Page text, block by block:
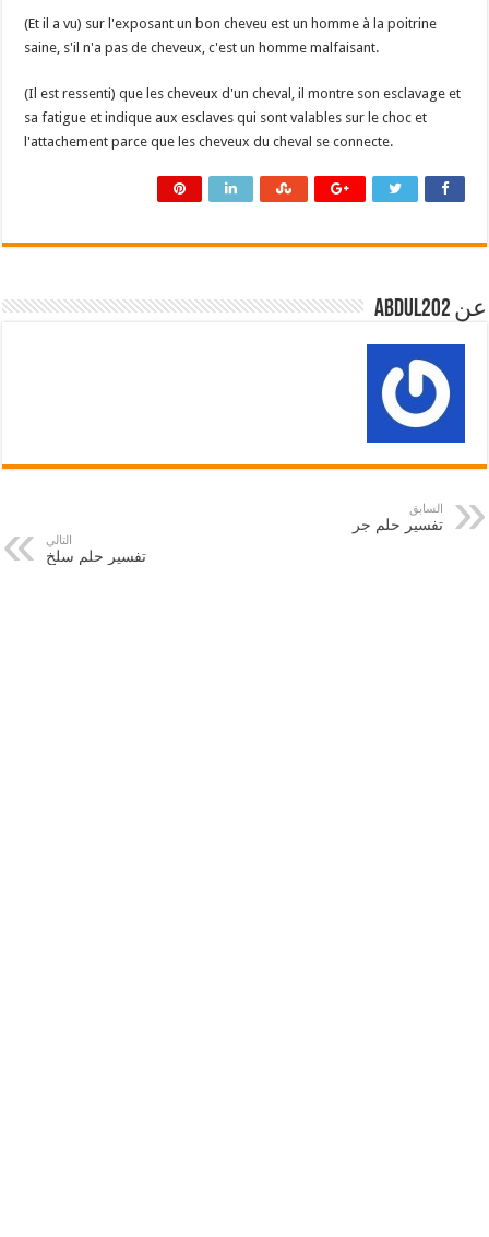
(Et il a vu) sur l'exposant un bon cheveu est un homme à la poitrine
saine, s'il n'a pas de cheveux, c'est un homme malfaisant.
(Il est ressenti) que les cheveux d'un cheval, il montre son esclavage et
sa fatigue et indique aux esclaves qui sont valables sur le choc et
l'attachement parce que les cheveux du cheval se connecte.
عن abdul202
السابق
تفسير حلم جر
التالي
تفسير حلم سلخ